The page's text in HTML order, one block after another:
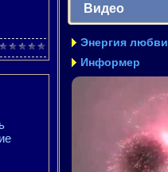
Видео
Энергия любви
Информер